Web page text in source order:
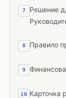
7
Решение
8 Правило
9
10 Карточка